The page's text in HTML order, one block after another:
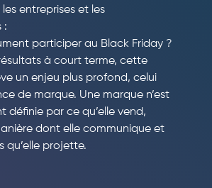
entreprises et les
:
participer au Black Friday ?
à court terme, cette
un enjeu plus profond, celui
de marque. Une marque n’est
définie par ce qu’elle vend,
dont elle communique et
qu’elle projette.